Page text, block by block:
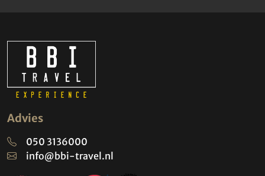
Advies
050 3136000
info@bbi-travel.nl